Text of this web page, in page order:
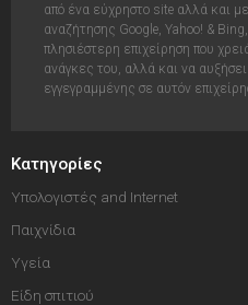
από ένα εύχρηστο site αλλά και
αναζήτησης Google, Yahoo! &
πλησιέστερη επιχείρηση που
ανάγκες του, αλλά και να
εγγεγραμμένης σε αυτόν
Κατηγορίες
Υπολογιστές and Internet
Παιχνίδια
Υγεία
Είδη σπιτιού